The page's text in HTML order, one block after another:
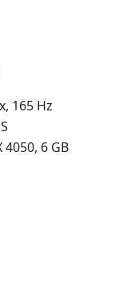
165 Hz
4050, 6 GB